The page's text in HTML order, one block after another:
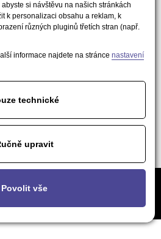
si návštěvu na našich stránkách
k personalizaci obsahu a reklam, k
různých pluginů třetích stran (např.
informace najdete na stránce nastavení
technické
upravit
Povolit vše
nástroje